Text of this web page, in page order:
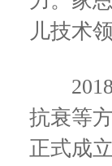
儿技术
2018
抗衰等
正式成